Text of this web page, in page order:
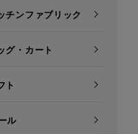
チンファブリック
グ・カート
ト
ル